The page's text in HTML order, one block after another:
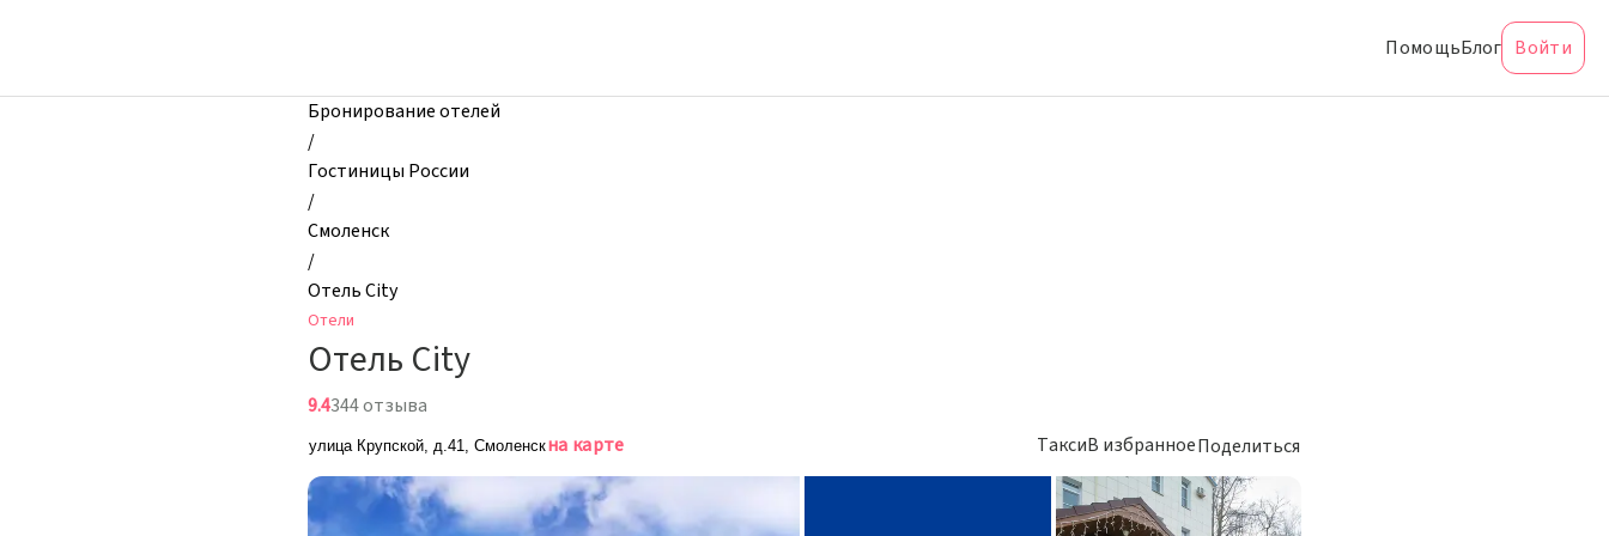
Отель
ПомощьБлог Войти
Бронирование отелей
/
Гостиницы России
/
Смоленск
/
Отель Сity
Отели
Отель Сity
9.4344 отзыва
улица Крупской, д.41, Смоленскна карте ТаксиВ избранноеПоделиться